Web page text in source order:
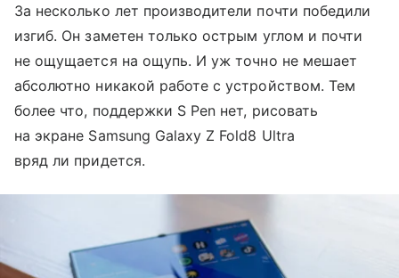
За несколько лет производители почти победили
изгиб. Он заметен только острым углом и почти
не ощущается на ощупь. И уж точно не мешает
абсолютно никакой работе с устройством. Тем
более что, поддержки S Pen нет, рисовать
на экране Samsung Galaxy Z Fold8 Ultra
вряд ли придется.